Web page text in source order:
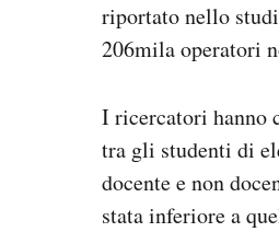
riportato nello
206mila operatori
I ricercatori hanno
tra gli studenti di
docente e non
stata inferiore a